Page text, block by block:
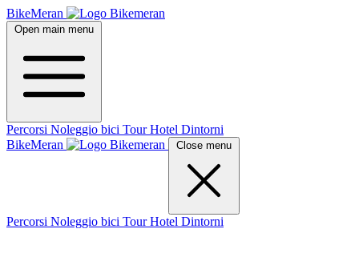
BikeMeran
Open main menu
Percorsi Noleggio bici TourHotel Dintorni
BikeMeran
Close menu
Percorsi Noleggio bici TourHotel Dintorni